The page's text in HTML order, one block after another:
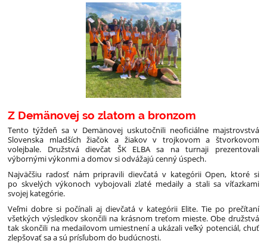
Z Demänovej so zlatom a bronzom
Tento týždeň sa v Demänovej uskutočnili neoficiálne majstrovstvá
Slovenska mladších žiačok a žiakov v trojkovom a štvorkovom
volejbale. Družstvá dievčat ŠK ELBA sa na turnaji prezentovali
výbornými výkonmi a domov si odvážajú cenný úspech.
Najväčšiu radosť nám pripravili dievčatá v kategórii Open, ktoré si
po skvelých výkonoch vybojovali zlaté medaily a stali sa víťazkami
svojej kategórie.
Veľmi dobre si počínali aj dievčatá v kategórii Elite. Tie po prečítaní
všetkých výsledkov skončili na krásnom treťom mieste. Obe družstvá
tak skončili na medailovom umiestnení a ukázali veľký potenciál, chuť
zlepšovať sa a sú prísľubom do budúcnosti.